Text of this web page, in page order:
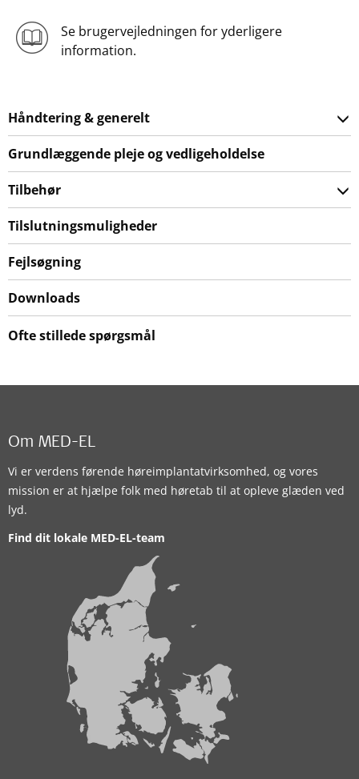
Se brugervejledningen for yderligere
information.
Håndtering & generelt
Grundlæggende pleje og vedligeholdelse
Tilbehør
Tilslutningsmuligheder
Fejlsøgning
Downloads
Ofte stillede spørgsmål
Om MED-EL
Vi er verdens førende høreimplantatvirksomhed, og vores
mission er at hjælpe folk med høretab til at opleve glæden ved
lyd.
Find dit lokale MED-EL-team